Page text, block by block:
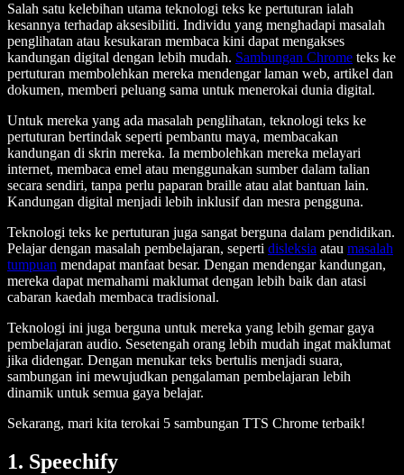
Salah satu kelebihan utama teknologi teks ke pertuturan ialah
kesannya terhadap aksesibiliti. Individu yang menghadapi masalah
penglihatan atau kesukaran membaca kini dapat mengakses
kandungan digital dengan lebih mudah. Sambungan Chrome teks ke
pertuturan membolehkan mereka mendengar laman web, artikel dan
dokumen, memberi peluang sama untuk menerokai dunia digital.
Untuk mereka yang ada masalah penglihatan, teknologi teks ke
pertuturan bertindak seperti pembantu maya, membacakan
kandungan di skrin mereka. Ia membolehkan mereka melayari
internet, membaca emel atau menggunakan sumber dalam talian
secara sendiri, tanpa perlu paparan braille atau alat bantuan lain.
Kandungan digital menjadi lebih inklusif dan mesra pengguna.
Teknologi teks ke pertuturan juga sangat berguna dalam pendidikan.
Pelajar dengan masalah pembelajaran, seperti disleksia atau masalah
tumpuan mendapat manfaat besar. Dengan mendengar kandungan,
mereka dapat memahami maklumat dengan lebih baik dan atasi
cabaran kaedah membaca tradisional.
Teknologi ini juga berguna untuk mereka yang lebih gemar gaya
pembelajaran audio. Sesetengah orang lebih mudah ingat maklumat
jika didengar. Dengan menukar teks bertulis menjadi suara,
sambungan ini mewujudkan pengalaman pembelajaran lebih
dinamik untuk semua gaya belajar.
Sekarang, mari kita terokai 5 sambungan TTS Chrome terbaik!
1. Speechify